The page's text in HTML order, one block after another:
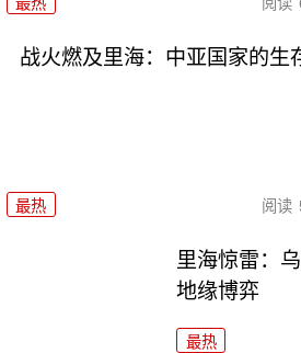
战火燃及里海：中亚国家的生
最热 阅读
里海惊雷：
地缘博弈
最热